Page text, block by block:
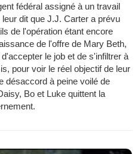
fédéral assigné à un travail
dit que J.J. Carter a prévu
de l'opération étant encore
de l'offre de Mary Beth,
le job et de s'infiltrer à
pour voir le réel objectif de leur
désaccord à peine voilé de
Bo et Luke quittent la